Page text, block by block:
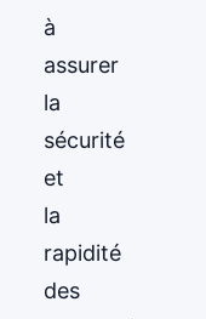
à
assurer
la
sécurité
et
la
rapidité
des